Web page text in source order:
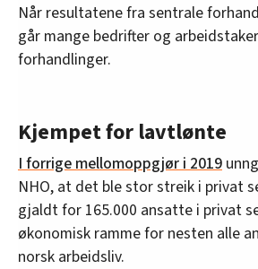
Når resultatene fra sentrale
går mange bedrifter og
forhandlinger.
Kjempet for lavtlønte
I forrige mellomoppgjør i 2019
NHO, at det ble stor streik i privat
gjaldt for 165.000 ansatte i privat
økonomisk ramme for nesten alle
norsk arbeidsliv.